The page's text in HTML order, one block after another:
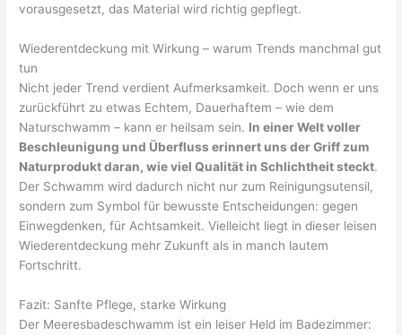
vorausgesetzt, das Material wird richtig gepflegt.
Wiederentdeckung mit Wirkung – warum Trends manchmal gut
tun
Nicht jeder Trend verdient Aufmerksamkeit. Doch wenn er uns
zurückführt zu etwas Echtem, Dauerhaftem – wie dem
Naturschwamm – kann er heilsam sein. In einer Welt voller
Beschleunigung und Überfluss erinnert uns der Griff zum
Naturprodukt daran, wie viel Qualität in Schlichtheit steckt.
Der Schwamm wird dadurch nicht nur zum Reinigungsutensil,
sondern zum Symbol für bewusste Entscheidungen: gegen
Einwegdenken, für Achtsamkeit. Vielleicht liegt in dieser leisen
Wiederentdeckung mehr Zukunft als in manch lautem
Fortschritt.
Fazit: Sanfte Pflege, starke Wirkung
Der Meeresbadeschwamm ist ein leiser Held im Badezimmer: